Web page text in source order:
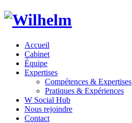
Accueil
Cabinet
Équipe
Expertises
Compétences & Expertises
Pratiques & Expériences
W Social Hub
Nous rejoindre
Contact